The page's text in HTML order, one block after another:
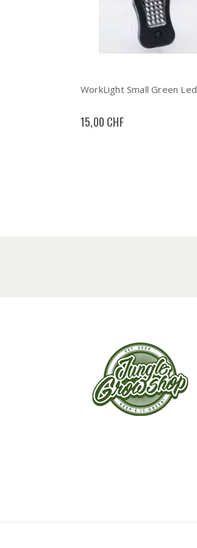
WorkLight Small Green Led
15,00 CHF